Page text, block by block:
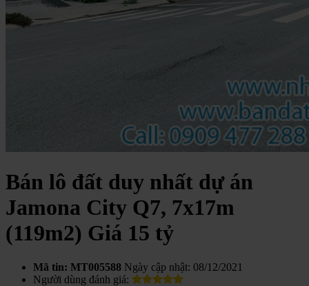
Bán lô đất duy nhất dự án
Jamona City Q7, 7x17m
(119m2) Giá 15 tỷ
Mã tin: MT005588 Ngày cập nhật: 08/12/2021
Người dùng đánh giá: